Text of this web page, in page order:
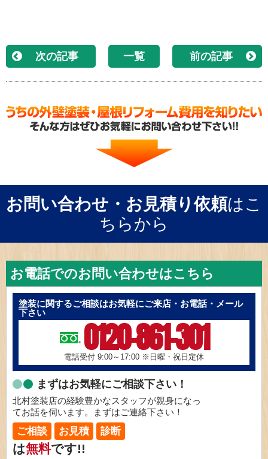
次の記事 一覧 前の記事
お問い合わせ・お見積り依頼はこ
ちらから
お電話でのお問い合わせはこちら
塗装に関するご相談はお気軽にご来店・お電話・メール
下さい
0120-861-301
電話受付 9:00～17:00 ※日曜・祝日定休
まずはお気軽にご相談下さい！
北村塗装店の経験豊かなスタッフが親身になっ
てお話を伺います。まずはご連絡下さい！
ご相談 お見積 診断
は無料です!!